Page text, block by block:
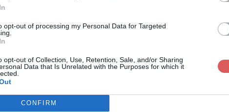
opt-out of processing my Personal Data for Targeted
opt-out of Collection, Use, Retention, Sale, and/or Sharing
Data that Is Unrelated with the Purposes for which it
CONFIRM